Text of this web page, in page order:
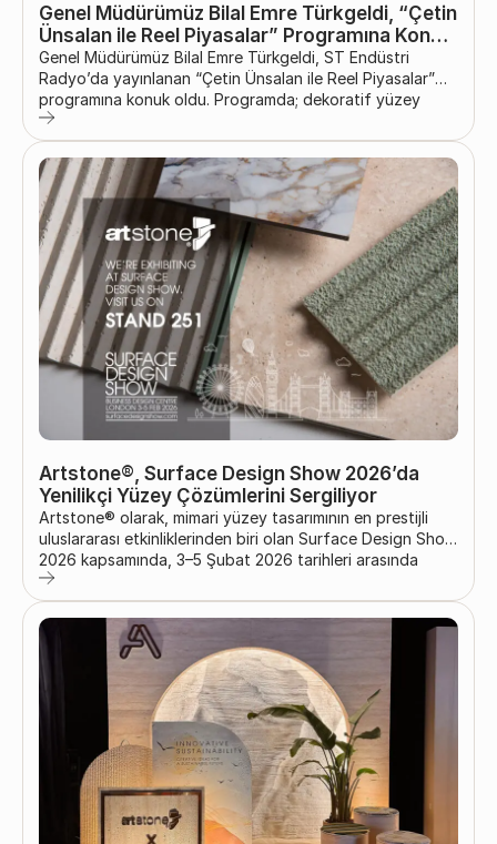
Genel Müdürümüz Bilal Emre Türkgeldi, “Çetin
Ünsalan ile Reel Piyasalar” Programına Konuk
Oldu
Genel Müdürümüz Bilal Emre Türkgeldi, ST Endüstri
Radyo’da yayınlanan “Çetin Ünsalan ile Reel Piyasalar”
programına konuk oldu. Programda; dekoratif yüzey
çözümlerinde duvar panellerinin etkisi, tasarımdan
üretime uzanan süreçler, sektörde öne çıkan trendler ve
güncel gelişmeler tüm yönleriyle ele alındı. Çetin
Ünsalan’ın moderatörlüğünde gerçekleşen yayında Genel
Müdürümüz, panel sistemleri sektöründeki dönüşüm,
sürdürülebilir üretim anlayışı ve sanayide verimliliğin önemi
üzerine değerlendirmelerde bulundu....
Artstone®, Surface Design Show 2026’da
Yenilikçi Yüzey Çözümlerini Sergiliyor
Artstone® olarak, mimari yüzey tasarımının en prestijli
uluslararası etkinliklerinden biri olan Surface Design Show
2026 kapsamında, 3–5 Şubat 2026 tarihleri arasında
Londra Business Design Centre’da sektör
profesyonelleriyle bir araya gelmekten mutluluk
duyuyoruz. Bu önemli etkinlikte Artstone®, doğal
malzemelerden ilham alan yüzey yaklaşımını uluslararası
platformda bir kez daha sergileyecek. Taş, tuğla, beton
ve ahşap dokularını çağdaş üretim teknolojileriyle
buluşturan Artstone® koleksiyonları;...